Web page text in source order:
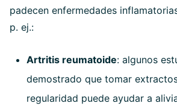
padecen enfermedades
p. ej.:
Artritis reumatoide: algunos
demostrado que tomar
regularidad puede ayudar a